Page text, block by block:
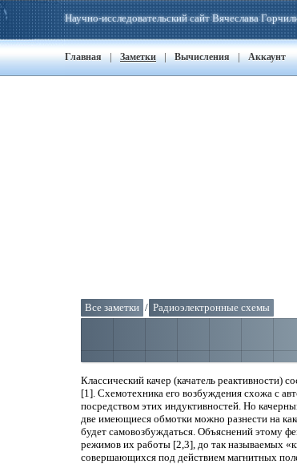
Научно-исследовательский сайт Вячеслава
Главная | Заметки | Вычисления | Аккаунт
Все заметки / Радиоэлектронные схемы
Классический качер (качатель реактивности)
[1]. Схемотехника его возбуждения схожа с
посредством этих индуктивностей. Но
две имеющиеся обмотки можно разнести на
будет самовозбуждаться. Объяснений этому
режимов их работы [2,3], до так называемых
совершающихся под действием магнитных